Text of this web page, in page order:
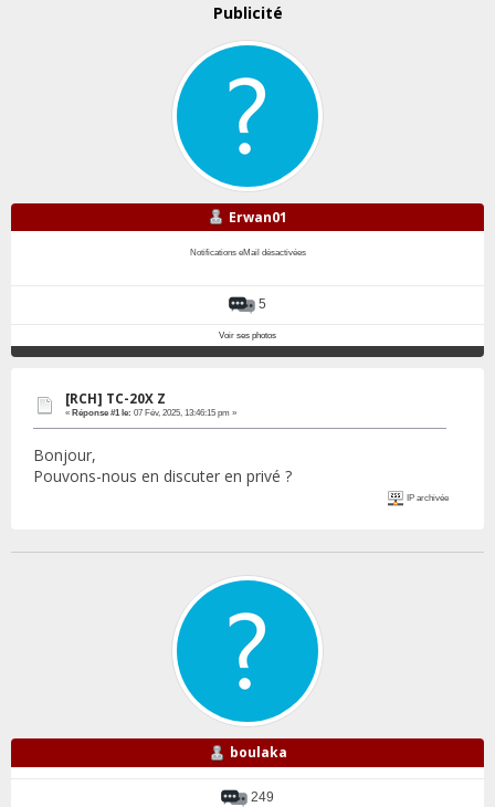
Publicité
Erwan01
Notifications eMail désactivées
5
Voir ses photos
[RCH] TC-20X Z
« Réponse #1 le: 07 Fév, 2025, 13:46:15 pm »
Bonjour,
Pouvons-nous en discuter en privé ?
IP archivée
boulaka
249